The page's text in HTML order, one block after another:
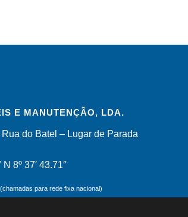
E MANUTENÇÃO, LDA.
do Batel – Lugar de Parada
8º 37′ 43.71″
(chamadas para rede fixa nacional)